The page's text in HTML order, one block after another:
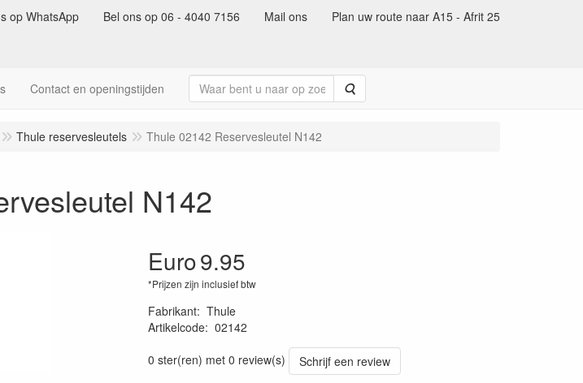
op WhatsApp Bel ons op 06 - 4040 7156 Mail ons Plan uw route naar A15 - Afrit 25
Contact en openingstijden Zoeken
Thule reservesleutels Thule 02142 Reservesleutel N142
N142
Euro9.95
*Prijzen zijn inclusief btw
Fabrikant: Thule
Artikelcode: 02142
0 ster(ren) met 0 review(s)
Schrijf een review